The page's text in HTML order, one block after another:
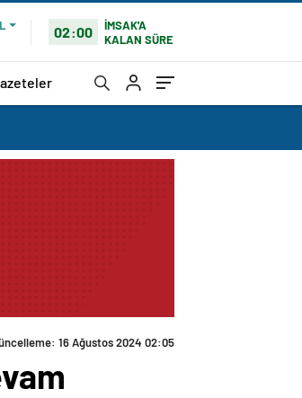
02:00
İMSAK'A
KALAN SÜRE
16 Ağustos 2024 02:05